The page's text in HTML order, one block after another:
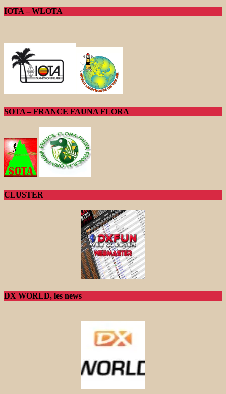
IOTA – WLOTA
SOTA – FRANCE FAUNA FLORA
CLUSTER
DX WORLD, les news